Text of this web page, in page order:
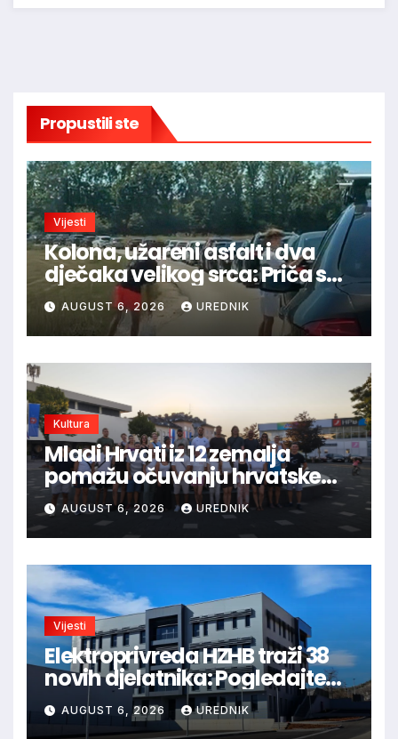
Propustili ste
Vijesti
Kolona, užareni asfalt i dva
dječaka velikog srca: Priča s
granice oduševila regiju
AUGUST 6, 2026 UREDNIK
Kultura
Mladi Hrvati iz 12 zemalja
pomažu očuvanju hrvatske
prirodne i kulturne baštine
AUGUST 6, 2026 UREDNIK
Vijesti
Elektroprivreda HZHB traži 38
novih djelatnika: Pogledajte
otvorena radna mjesta po
gradovima
AUGUST 6, 2026 UREDNIK